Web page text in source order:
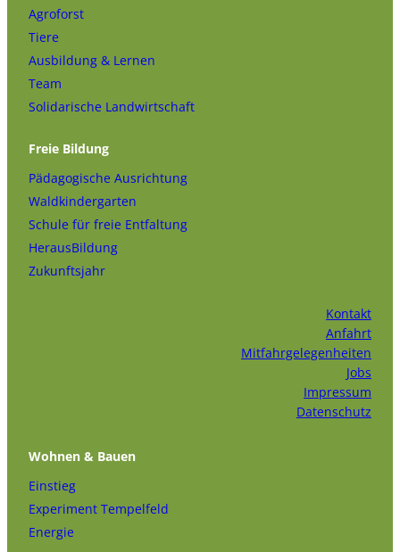
Agroforst
Tiere
Ausbildung & Lernen
Team
Solidarische Landwirtschaft
Freie Bildung
Pädagogische Ausrichtung
Waldkindergarten
Schule für freie Entfaltung
HerausBildung
Zukunftsjahr
Kontakt
Anfahrt
Mitfahrgelegenheiten
Jobs
Impressum
Datenschutz
Wohnen & Bauen
Einstieg
Experiment Tempelfeld
Energie